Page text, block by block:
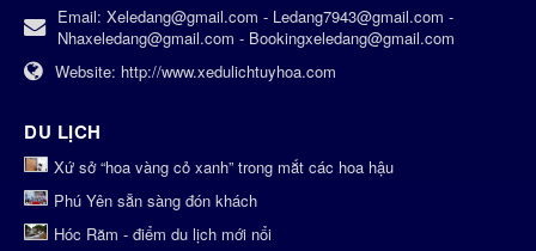
Email: Xeledang@gmail.com - Ledang7943@gmail.com -
Nhaxeledang@gmail.com - Bookingxeledang@gmail.com
Website: http://www.xedulichtuyhoa.com
DU LỊCH
Xứ sở “hoa vàng cỏ xanh” trong mắt các hoa hậu
Phú Yên sẵn sàng đón khách
Hóc Răm - điểm du lịch mới nổi